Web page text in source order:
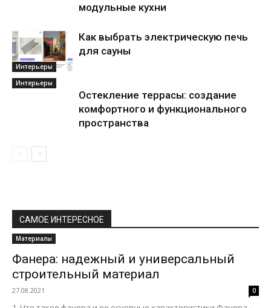
модульные кухни
Интерьеры
Как выбрать электрическую печь
для сауны
Интерьеры
Остекление террасы: создание
комфортного и функционального
пространства
САМОЕ ИНТЕРЕСНОЕ
Материалы
Фанера: надежный и универсальный
строительный материал
27.08.2021 0